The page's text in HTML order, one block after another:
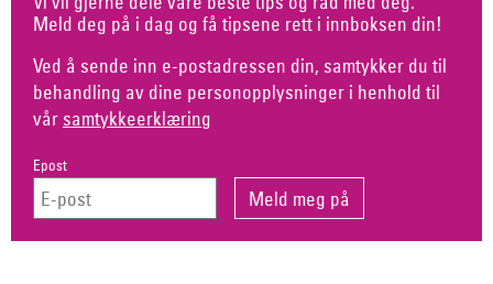
Meld deg på i dag og få tipsene rett i innboksen din!
Ved å sende inn e-postadressen din, samtykker du til
behandling av dine personopplysninger i henhold til
vår samtykkeerklæring
Epost